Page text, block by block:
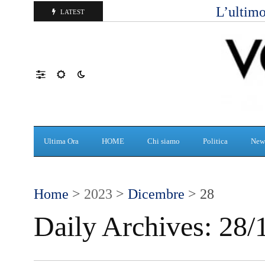
LATEST
Ultima Ora HOME Chi siamo Politica
Home > 2023 > Dicembre > 28
Daily Archives: 28/